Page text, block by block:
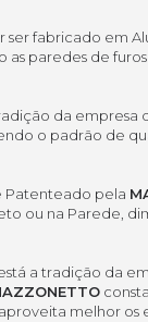
fabricado em
paredes de
da
o padrão de
Patenteado pela
ou na Parede,
a tradição da
melhor os